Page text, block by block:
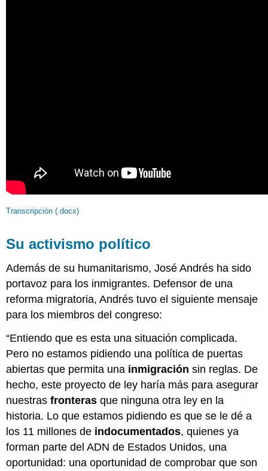
Transcripción (.docx)
Su activismo político
Además de su humanitarismo, José Andrés ha sido
portavoz para los inmigrantes. Defensor de una
reforma migratoria, Andrés tuvo el siguiente mensaje
para los miembros del congreso:
“Entiendo que es esta una situación complicada.
Pero no estamos pidiendo una política de puertas
abiertas que permita una inmigración sin reglas. De
hecho, este proyecto de ley haría más para asegurar
nuestrasfronteras que ninguna otra ley en la
historia. Lo que estamos pidiendo es que se le dé a
los 11 millones de indocumentados, quienes ya
forman parte del ADN de Estados Unidos, una
oportunidad: una oportunidad de comprobar que son